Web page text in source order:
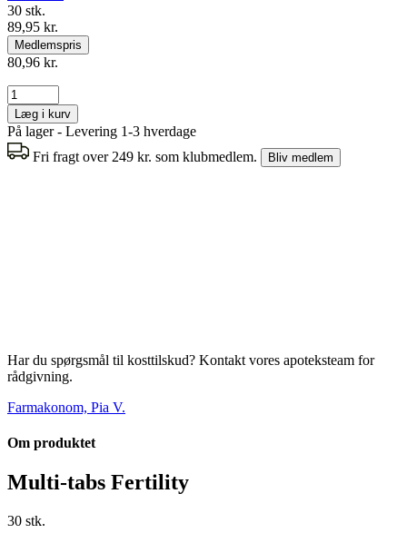
30 stk.
89,95 kr.
Medlemspris
80,96 kr.
Læg i kurv
På lager - Levering 1-3 hverdage
Fri fragt over 249 kr. som klubmedlem.
Bliv medlem
Har du spørgsmål til kosttilskud? Kontakt vores apoteksteam for
rådgivning.
Farmakonom, Pia V.
Om produktet
Multi-tabs Fertility
30 stk.